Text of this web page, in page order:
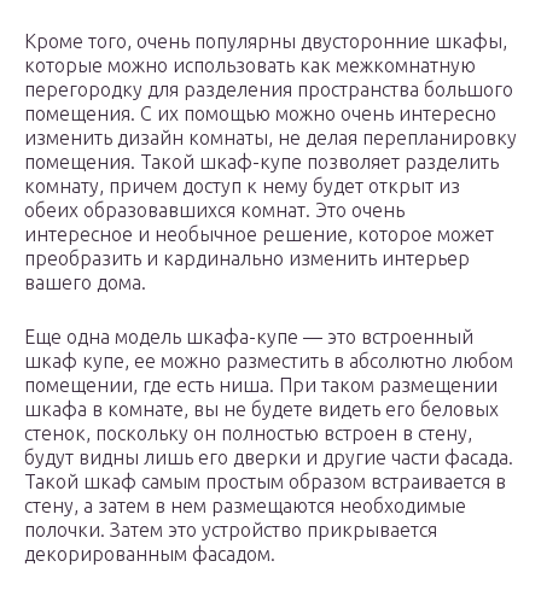
Кроме того, очень популярны двусторонние шкафы,
которые можно использовать как межкомнатную
перегородку для разделения пространства большого
помещения. С их помощью можно очень интересно
изменить дизайн комнаты, не делая перепланировку
помещения. Такой шкаф-купе позволяет разделить
комнату, причем доступ к нему будет открыт из
обеих образовавшихся комнат. Это очень
интересное и необычное решение, которое может
преобразить и кардинально изменить интерьер
вашего дома.
Еще одна модель шкафа-купе — это встроенный
шкаф купе, ее можно разместить в абсолютно любом
помещении, где есть ниша. При таком размещении
шкафа в комнате, вы не будете видеть его беловых
стенок, поскольку он полностью встроен в стену,
будут видны лишь его дверки и другие части фасада.
Такой шкаф самым простым образом встраивается в
стену, а затем в нем размещаются необходимые
полочки. Затем это устройство прикрывается
декорированным фасадом.